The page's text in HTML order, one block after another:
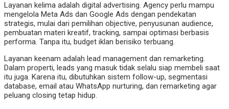
Layanan kelima adalah digital advertising. Agency perlu mampu
mengelola Meta Ads dan Google Ads dengan pendekatan
strategis, mulai dari pemilihan objective, penyusunan audience,
pembuatan materi kreatif, tracking, sampai optimasi berbasis
performa. Tanpa itu, budget iklan berisiko terbuang.
Layanan keenam adalah lead management dan remarketing.
Dalam properti, leads yang masuk tidak selalu siap membeli saat
itu juga. Karena itu, dibutuhkan sistem follow-up, segmentasi
database, email atau WhatsApp nurturing, dan remarketing agar
peluang closing tetap hidup.